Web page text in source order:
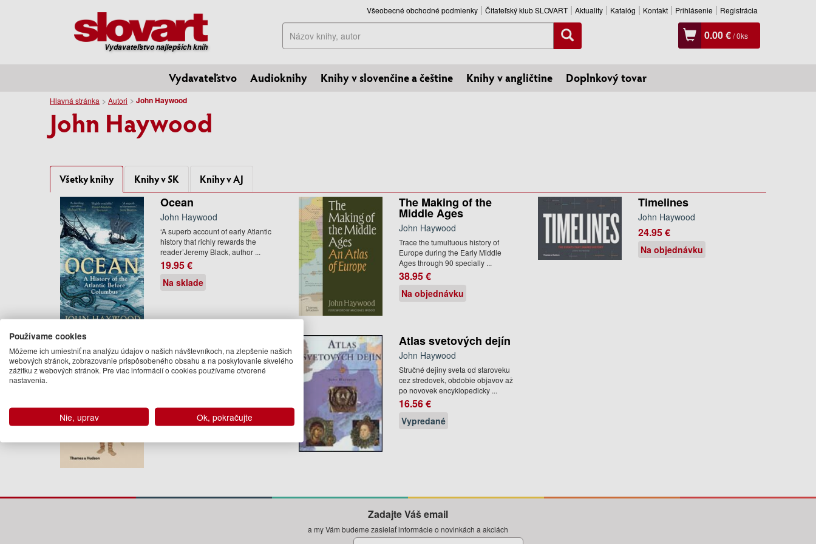
Vydavateľstvo najlepších kníh
Všeobecné obchodné podmienky Čitateľský klub SLOVART Aktuality Katalóg Kontakt Prihlásenie Registrácia
Hľadať 0.00 €/0ks
Vydavateľstvo Audioknihy Knihy v slovenčine a češtine Knihy v angličtine Doplnkový tovar
Hlavná stránka Autori John Haywood
John Haywood
Všetky knihy Knihy v SK Knihy v AJ
Ocean
John Haywood
‘A superb account of early Atlantic
history that richly rewards the
reader’Jeremy Black, author ...
19.95 €
Na sklade
The Making of the
Middle Ages
John Haywood
Trace the tumultuous history of
Europe during the Early Middle
Ages through 90 specially ...
38.95 €
Na objednávku
Timelines
John Haywood
24.95 €
Na objednávku
John Haywood
A guide to the Norse world of the
11.02.2013
Atlas svetových dejín
John Haywood
Stručné dejiny sveta od staroveku
cez stredovek, obdobie objavov až
po novovek encyklopedicky ...
16.56 €
Vypredané
Zadajte Váš email
a my Vám budeme zasielať informácie o novinkách a akciách
Používame cookies
Môžeme ich umiestniť na analýzu údajov o našich návštevníkoch, na zlepšenie našich
webových stránok, zobrazovanie prispôsobeného obsahu a na poskytovanie skvelého
zážitku z webových stránok. Pre viac informácií o cookies používame otvorené
nastavenia.
Nie, uprav Ok, pokračujte